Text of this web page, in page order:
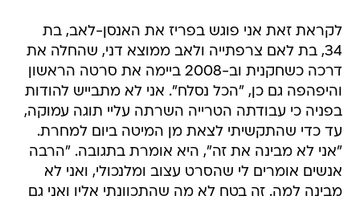
לקראת זאת אני פוגש בפריז את האנסן-לאב, בת
34, בת לאם צרפתייה ולאב ממוצא דני, שהחלה את
דרכה כשחקנית וב-2008 ביימה את סרטה הראשון
והיפהפה גם כן, "הכל נסלח". אני לא מתבייש להודות
בפניה כי עבודתה הטרייה השרתה עליי תוגה עמוקה,
עד כדי שהתקשיתי לצאת מן המיטה ביום למחרת.
"אני לא מבינה את זה", היא אומרת בתגובה. "הרבה
אנשים אומרים לי שהסרט עצוב ומלנכולי, ואני לא
מבינה למה. זה בטח לא מה שהתכוונתי אליו ואני גם